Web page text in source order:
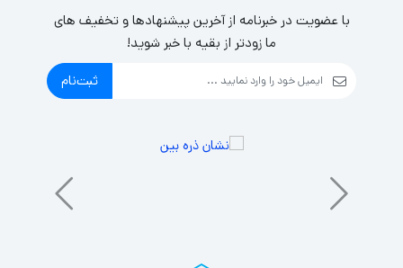
با عضویت در خبرنامه از آخرین پیشنهادها و تخفیف های
ما زودتر از بقیه با خبر شوید!
ثبت‌نام